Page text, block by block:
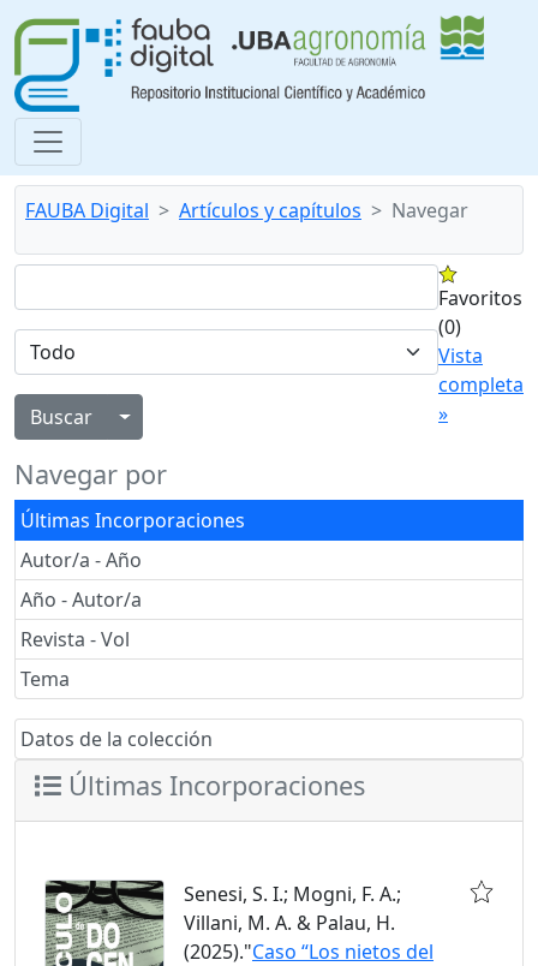
FAUBA Digital Artículos y capítulos Navegar
Alternar menú desplegable
Favoritos
(0)
Vista
completa
»
Navegar por
Últimas Incorporaciones
Autor/a - Año
Año - Autor/a
Revista - Vol
Tema
Datos de la colección
Últimas Incorporaciones
Senesi, S. I.; Mogni, F. A.;
Villani, M. A. & Palau, H.
(2025)."Caso “Los nietos del